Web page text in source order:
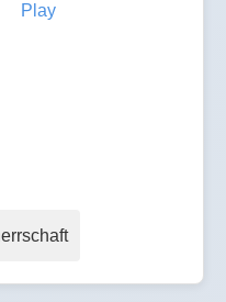
Play